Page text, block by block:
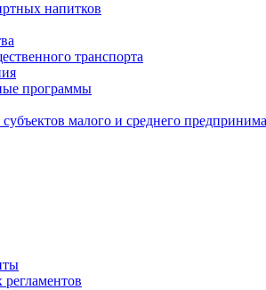
напитков
транспорта
программы
малого и среднего